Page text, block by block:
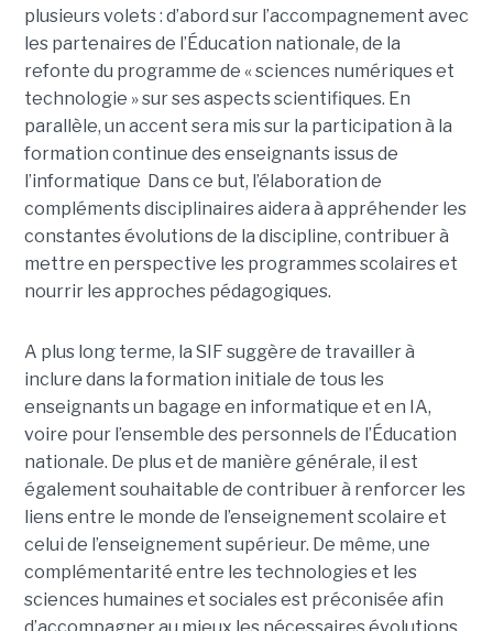
plusieurs volets : d’abord sur l’accompagnement avec
les partenaires de l’Éducation nationale, de la
refonte du programme de « sciences numériques et
technologie » sur ses aspects scientifiques. En
parallèle, un accent sera mis sur la participation à la
formation continue des enseignants issus de
l’informatique Dans ce but, l’élaboration de
compléments disciplinaires aidera à appréhender les
constantes évolutions de la discipline, contribuer à
mettre en perspective les programmes scolaires et
nourrir les approches pédagogiques.
A plus long terme, la SIF suggère de travailler à
inclure dans la formation initiale de tous les
enseignants un bagage en informatique et en IA,
voire pour l’ensemble des personnels de l’Éducation
nationale. De plus et de manière générale, il est
également souhaitable de contribuer à renforcer les
liens entre le monde de l’enseignement scolaire et
celui de l’enseignement supérieur. De même, une
complémentarité entre les technologies et les
sciences humaines et sociales est préconisée afin